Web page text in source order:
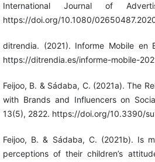
International Journal of
https://doi.org/10.1080/
ditrendia. (2021). Informe Mobile en
https://ditrendia.es/informe-mobile-
Feijoo, B. & Sádaba, C. (2021a). The
with Brands and Influencers on
13(5), 2822. https://doi.org/10.3390/
Feijoo, B. & Sádaba, C. (2021b). Is
perceptions of their children’s